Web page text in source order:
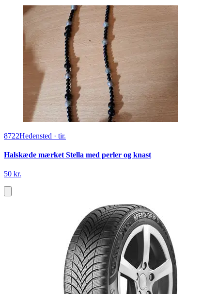
8722Hedensted · tir.
Halskæde mærket Stella med perler og knast
50 kr.